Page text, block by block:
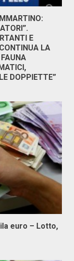
E
LA
DOPPIETTE”
euro – Lotto,